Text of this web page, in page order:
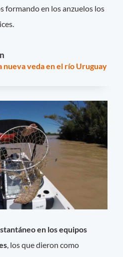
formando en los anzuelos los
nueva veda en el río Uruguay
en los equipos
, los que dieron como